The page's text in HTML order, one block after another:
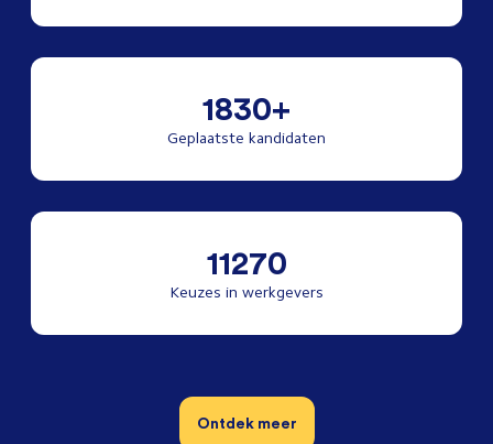
1830+
Geplaatste kandidaten
11270
Keuzes in werkgevers
Ontdek meer